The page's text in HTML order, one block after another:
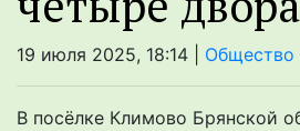
19 июля 2025, 18:14 | Общество
В посёлке Климово Брянской